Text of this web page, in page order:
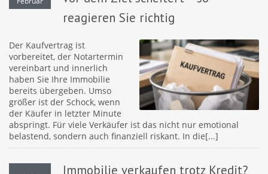
reagieren Sie richtig
Der Kaufvertrag ist
vorbereitet, der Notartermin
vereinbart und innerlich
haben Sie Ihre Immobilie
bereits übergeben. Umso
größer ist der Schock, wenn
der Käufer in letzter Minute
abspringt. Für viele Verkäufer ist das nicht nur emotional
belastend, sondern auch finanziell riskant. In die[...]
Immobilie verkaufen trotz Kredit?